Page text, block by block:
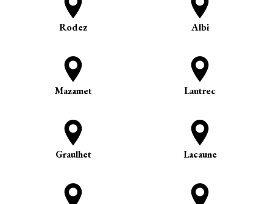
Rodez Albi
Mazamet Lautrec
Graulhet Lacaune